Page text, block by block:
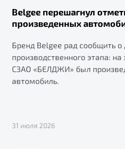
Belgee перешагнул
произведенных
Бренд Belgee рад сообщить
производственного этапа: на
СЗАО «БЕЛДЖИ» был
автомобиль.
31 июля 2026